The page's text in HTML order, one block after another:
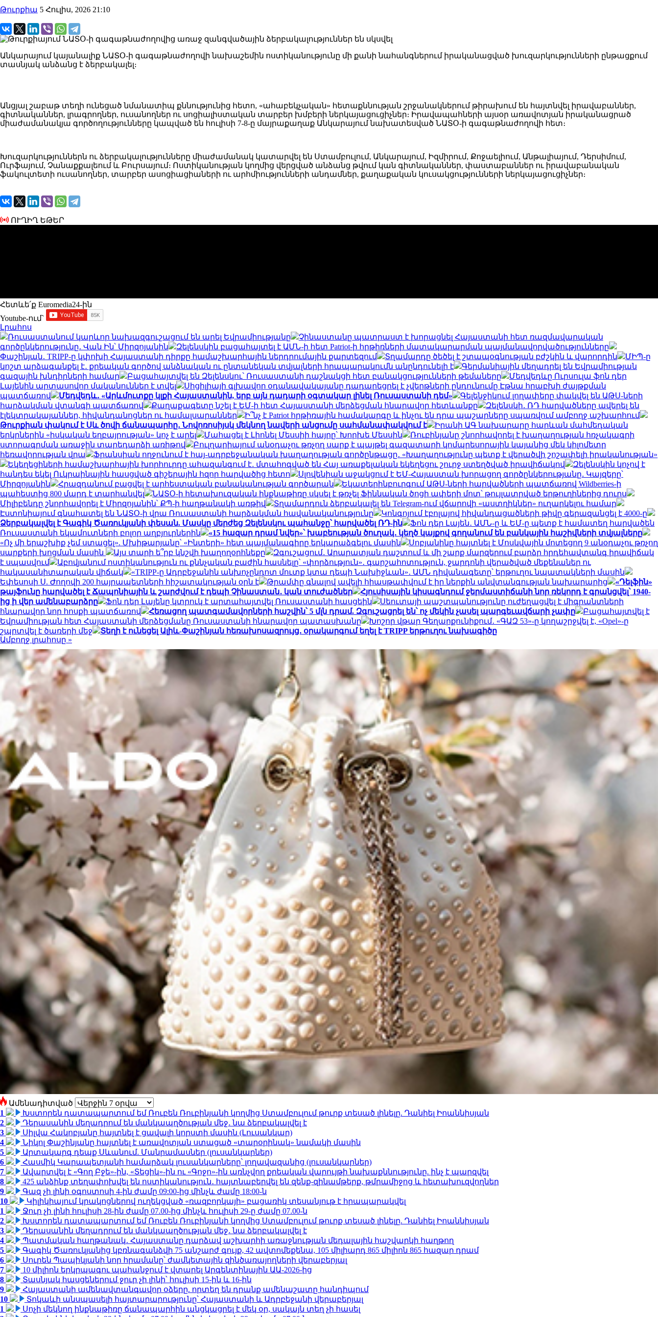
Թուրքիա 5 Հուլիս, 2026 21:10
Անկարայում կայանալիք ՆԱՏՕ-ի գագաթնաժողովի նախաշեմին ոստիկանությունը մի քանի նահանգներում իրականացված խուզարկությունների ընթացքում
տասնյակ անձանց է ձերբակալել։
Անցյալ շաբաթ տեղի ունեցած նմանատիպ քննությունից հետո, «ահաբեկչական» հետաքննության շրջանակներում թիրախում են հայտնվել իրավաբաններ,
գիտնականներ, լրագրողներ, ուսանողներ ու սոցիալիստական տարբեր խմբերի ներկայացուցիչներ։ Իրավապահների այսօր առավոտյան իրականացրած
միաժամանակյա գործողությունները կապված են հուլիսի 7-8-ը մայրաքաղաք Անկարայում նախատեսված ՆԱՏՕ-ի գագաթնաժողովի հետ։
Խուզարկություններն ու ձերբակալությունները միաժամանակ կատարվել են Ստամբուլում, Անկարայում, Իզմիրում, Քոջաելիում, Անթալիայում, Դերսիմում,
Ուրֆայում, Չանաքքալեում և Բուրսայում։ Ոստիկանության կողմից վերցված անձանց թվում կան գիտնականներ, փաստաբաններ ու իրավաբանական
ֆակուլտետի ուսանողներ, տարբեր ասոցիացիաների ու արհմիությունների անդամներ, քաղաքական կուսակցությունների ներկայացուցիչներ։
ՈՒՂԻՂ ԵԹԵՐ
Հետևե՛ք Euromedia24-ին
Youtube-ում`
Լրահոս
Ռուսաստանում կարևոր նախազգուշացում են արել Եվրամիությանը
Չինաստանը պատրաստ է խորացնել Հայաստանի հետ ռազմավարական
գործընկերությունը․ Վան Ին՝ Միրզոյանին
Զելենսկին բացահայտել է ԱՄՆ-ի հետ Patriot-ի հրթիռների մատակարարման պայմանավորվածությունները
Փաշինյան․ TRIPP-ը կփոխի Հայաստանի դիրքը համաշխարհային ներդրումային քարտեզում
Տղամարդը ծեծել է շտապօգնության բժշկին և վարորդին
ՄԻՊ-ը
կոշտ արձագանքել է․ քրեական գործով անձնական ու ընտանեկան տվյալների հրապարակումն անընդունելի է
Գերմանիային մեղադրել են Եվրամիության
գազային խնդիրների համար
Բացահայտվել են Զելենսկու՝ Ռուսաստանի դաշնակցի հետ բանակցությունների թեմաները
Մեդվեդևը Ուրսուլա ֆոն դեր
Լայենին արտասովոր մականուններ է տվել
Սիցիլիայի գլխավոր օդանավակայանը դադարեցրել է չվերթների ընդունումը Էթնա հրաբխի ժայթքման
պատճառով
Մեդվեդև․ «Արևմուտքը կլքի Հայաստանին, երբ այն դադարի օգտակար լինել Ռուսաստանի դեմ»
Գելենջիկում լողափերը փակվել են ԱԹՍ-ների
հարձակման վտանգի պատճառով
Քաղաքագետը նշել է ԵՄ-ի հետ Հայաստանի մերձեցման հնարավոր հետևանքը
Զելենսկի․ ՌԴ հարվածները ավերել են
էլեկտրակայաններ, հիվանդանոցներ ու համալսարաններ
Ի՞նչ է Patriot հրթիռային համակարգը և ինչու են դրա պաշարները սպառվում ամբողջ աշխարհում
Թուրքիան փակում է Սև ծովի ճանապարհը․ Նովոռոսիյսկ մեկնող նավերի անցումը սահմանափակվում է
Իրանի ԱԳ նախարարը հարևան մահմեդական
երկրներին «իսկական եղբայրության» կոչ է արել
Մահացել է Լիոնել Մեսսիի հայրը՝ Խորխե Մեսսին
Ռուբինյանը շնորհավորել է խաղաղության հռչակագրի
ստորագրման առաջին տարեդարձի առիթով
Բուլղարիայում անօդաչու թռչող սարք է պայթել գազատարի կոմպրեսորային կայանից մեկ կիլոմետր
հեռավորության վրա
Ֆրանսիան ողջունում է հայ-ադրբեջանական խաղաղության գործընթացը․ «Խաղաղությունը պետք է վերածվի շոշափելի իրականության»
Եկեղեցիների համաշխարհային խորհուրդը ահազանգում է․ մտահոգված են Հայ առաքելական եկեղեցու շուրջ ստեղծված իրավիճակով
Զելենսկին կոչով է
հանդես եկել Ուկրաինային հասցված գիշերային հզոր հարվածից հետո
Սլովենիան աջակցում է ԵՄ-Հայաստան խորացող գործընկերությանը․ Կայզերը՝
Միրզոյանին
Հրազդանում բացվել է արհեստական բանականության գործարան
Եկատերինբուրգում ԱԹՍ-ների հարվածների պատճառով Wildberries-ի
պահեստից 800 մարդ է տարհանվել
ՆԱՏՕ-ի հետախուզական ինքնաթիռը սկսել է թռչել Ֆիննական ծոցի ափերի մոտ՝ թույլատրված երթուղիներից դուրս
Միլիբենդը շնորհավորել է Միրզոյանին՝ ՔՊ-ի հաղթանակի առթիվ
Տղամարդուն ձերբակալել են Telegram-ում վճարովի «աստղիկներ» ուղարկելու համար
Էստոնիայում գնահատել են ՆԱՏՕ-ի վրա Ռուսաստանի հարձակման հավանականությունը
Կոնգոյում էբոլայով հիվանդացածների թիվը գերազանցել է 4000-ը
Ձերբակալվել է Գագիկ Ծառուկյանի փեսան. Մասկը մերժեց Զելենսկու պահանջը՝ հարվածել ՌԴ-ին
Ֆոն դեր Լայեն․ ԱՄՆ-ը և ԵՄ-ը պետք է համատեղ հարվածեն
Ռուսաստանի եկամուտների բոլոր աղբյուրներին
«15 հազար դրամ նվեր»՝ խաբեության ծուղակ․ կեղծ կայքով գողանում են բանկային հաշիվների տվյալները
«Ոչ մի երաշխիք չեմ ստացել». Մխիթարյանը՝ «Ինտերի» հետ պայմանագիրը երկարաձգելու մասին
Սոբյանինը հայտնել է Մոսկվային մոտեցող 9 անօդաչու թռչող
սարքերի խոցման մասին
Այս տարի ե՞րբ կնշվի խաղողօրհնեքը
Զգուշացում․ Արարատյան դաշտում և մի շարք մարզերում բարձր հրդեհավտանգ իրավիճակ
է սպասվում
Աբովյանում ոստիկանություն ու քննչական բաժին հասնելը՝ «փորձություն»․ գարշահոտություն, ջարդոնի վերածված մեքենաներ ու
հակասանիտարական վիճակ
«TRIPP-ը Ադրբեջանին անխոչընդոտ մուտք կտա դեպի Նախիջևան»․ ԱՄՆ դիվանագետը՝ երթուղու նպատակների մասին
Եփեսոսի Ս. Ժողովի 200 հայրապետների հիշատակության օրն է
Թրամփը գնալով ավելի հիասթափվում է իր ներքին անվտանգության նախարարից
«Դելֆին»
թայֆունը հարվածել է Ճապոնիային և շարժվում է դեպի Չինաստան․ կան տուժածներ
Հյուսիսային կիսագնդում ջերմաստիճանի նոր ռեկորդ է գրանցվել՝ 1940-
ից ի վեր ամենաբարձրը
Ֆոն դեր Լայենը կտրուկ է արտահայտվել Ռուսաստանի հասցեին
Սեուտայի ​​պաշտպանությունը ուժեղացվել է միգրանտների
հնարավոր նոր հոսքի պատճառով
Հեռացող պատգամավորների հաշվին՝ 5 մլն դրամ. Զգուշացրել են՝ ոչ մեկին չասել պարգեւավճարի չափը
Բացահայտվել է
Եվրամիության հետ Հայաստանի մերձեցմանը Ռուսաստանի հնարավոր պատասխանը
Խոշոր վթար Գեղարքունիքում․ «ԳԱԶ 53»-ը կողաշրջվել է, «Opel»-ը
շպրտվել է ծառերի մեջ
Տեղի է ունեցել Ալիև-Փաշինյան հեռախոսազրույց․ օրակարգում եղել է TRIPP երթուղու նախագիծը
Ամբողջ լրահոսը »
Ամենադիտված
1
Խստորեն դատապարտում եմ Ռուբեն Ռուբինյանի կողմից Ստամբուլում թուրք տեսած լինելը. Դանիել Իոաննիսյան
2
Դերասանին մեղադրում են մանկապղծության մեջ․ նա ձերբակալվել է
3
Սիլվա Հակոբյանը հայտնել է ցավալի կորստի մասին (Լուսանկար)
4
Նիկոլ Փաշինյանը հայտնել է առավոտյան ստացած «տարօրինակ» նամակի մասին
5
Արտակարգ դեպք Սևանում. Մանրամասներ (լուսանկարներ)
6
Հասմիկ Կարապետյանի համարձակ լուսանկարները՝ լողավազանից (լուսանկարներ)
7
Ավարտվել է «Գող Բջե»-ին, «Տեցիկ»-ին ու «Գոջո»-ին առնչվող քրեական վարույթի նախաքննությունը. ինչ է պարզվել
8
425 անձինք տեղափոխվել են ոստիկանություն․ հայտնաբերվել են զենք-զինամթերք, թմրամիջոց և հետախուզվողներ
9
Գազ չի լինի օգոստոսի 4-ին ժամը 09:00-ից մինչև ժամը 18:00-ն
10
Կիլիկիայում կրակոցներով ուղեկցված «ռազբորկայի» բացառիկ տեսանյութ է հրապարակվել
1
Ջուր չի լինի հուլիսի 28-ին ժամը 07.00-ից մինչև հուլիսի 29-ը ժամը 07.00-ն
2
Խստորեն դատապարտում եմ Ռուբեն Ռուբինյանի կողմից Ստամբուլում թուրք տեսած լինելը. Դանիել Իոաննիսյան
3
Դերասանին մեղադրում են մանկապղծության մեջ․ նա ձերբակալվել է
4
Պատմական հաղթանակ․ Հայաստանը դարձավ աշխարհի առաջնության մեդալային հաշվարկի հաղթող
5
Գագիկ Ծառուկյանից կբռնագանձվի 75 անշարժ գույք, 42 ավտոմեքենա, 105 միլիարդ 865 միլիոն 865 հազար դրամ
6
Սուրեն Պապիկյանի նոր հրամանը՝ ժամկետային զինծառայողների վերաբերյալ
7
10 միլիոն երկրպագու պահանջում է վտարել Արգենտինային ԱԱ-2026-ից
8
Տասնյակ հասցեներում ջուր չի լինի՝ հուլիսի 15-ին և 16-ին
9
Հայաստանի ամենավտանգավոր օձերը. որտեղ են դրանք ամենաշատը հանդիպում
10
Տոկաևի անսպասելի հայտարարությունը՝ Հայաստանի և Ադրբեջանի վերաբերյալ
1
Սոչի մեկնող ինքնաթիռը ճանապարհին անցկացրել է մեկ օր, սակայն տեղ չի հասել